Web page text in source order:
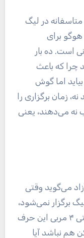
متاسفانه در لیگ
هوگو برای
است. ده بار
چرا که باعث
اما گوش
زمان برگزاری را
نه می‌دهند، یعنی
می‌گوید وقتی
برگزار نمی‌شود،
خب همه چیز که به نفع شماست، وقتی ۴ مربی این حرف
هم نباشد آیا